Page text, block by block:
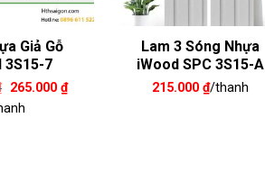
Giả Gỗ
3S15-7
Giá
gốc
là:
265.000 ₫Giá
hiện
Lam 3 Sóng Nhựa
iWood SPC 3S15-A
215.000₫/thanh